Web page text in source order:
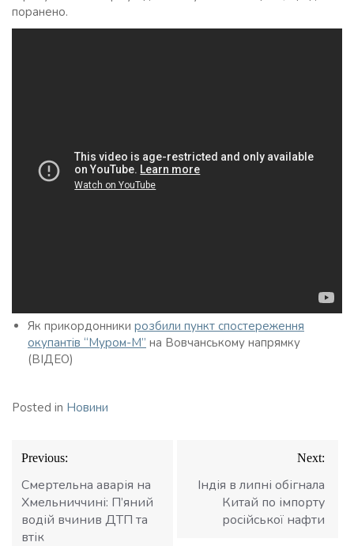
поранено.
Як прикордонники розбили пункт спостереження
окупантів “Муром-М” на Вовчанському напрямку
(ВІДЕО)
Posted in Новини
Навігація
записів
Previous:
Смертельна аварія на
Хмельниччині: П’яний
водій вчинив ДТП та
втік
Next:
Індія в липні обігнала
Китай по імпорту
російської нафти